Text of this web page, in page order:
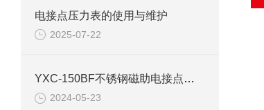
电接点压力表的使用与维护
2025-07-22
YXC-150BF不锈钢磁助电接点压力表产品介绍
2024-05-23